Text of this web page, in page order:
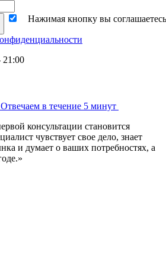
Нажимая кнопку вы
Отвечаем в течение 5 минут
консультации становится
чувствует свое дело, знает
и думает о ваших потребностях, а